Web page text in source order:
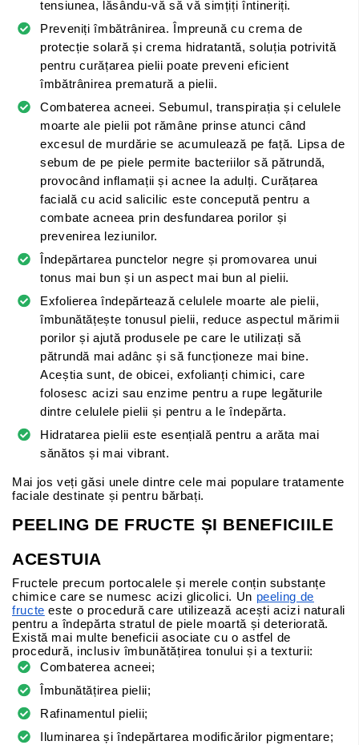
tensiunea, lăsându-vă să vă simțiți întineriți.
Preveniți îmbătrânirea. Împreună cu crema de
protecție solară și crema hidratantă, soluția potrivită
pentru curățarea pielii poate preveni eficient
îmbătrânirea prematură a pielii.
Combaterea acneei. Sebumul, transpirația și celulele
moarte ale pielii pot rămâne prinse atunci când
excesul de murdărie se acumulează pe față. Lipsa de
sebum de pe piele permite bacteriilor să pătrundă,
provocând inflamații și acnee la adulți. Curățarea
facială cu acid salicilic este concepută pentru a
combate acneea prin desfundarea porilor și
prevenirea leziunilor.
Îndepărtarea punctelor negre și promovarea unui
tonus mai bun și un aspect mai bun al pielii.
Exfolierea îndepărtează celulele moarte ale pielii,
îmbunătățește tonusul pielii, reduce aspectul mărimii
porilor și ajută produsele pe care le utilizați să
pătrundă mai adânc și să funcționeze mai bine.
Aceștia sunt, de obicei, exfolianți chimici, care
folosesc acizi sau enzime pentru a rupe legăturile
dintre celulele pielii și pentru a le îndepărta.
Hidratarea pielii este esențială pentru a arăta mai
sănătos și mai vibrant.
Mai jos veți găsi unele dintre cele mai populare tratamente
faciale destinate și pentru bărbați.
PEELING DE FRUCTE ȘI BENEFICIILE
ACESTUIA
Fructele precum portocalele și merele conțin substanțe
chimice care se numesc acizi glicolici. Un peeling de
fructe este o procedură care utilizează acești acizi naturali
pentru a îndepărta stratul de piele moartă și deteriorată.
Există mai multe beneficii asociate cu o astfel de
procedură, inclusiv îmbunătățirea tonului și a texturii:
Combaterea acneei;
Îmbunătățirea pielii;
Rafinamentul pielii;
Iluminarea și îndepărtarea modificărilor pigmentare;